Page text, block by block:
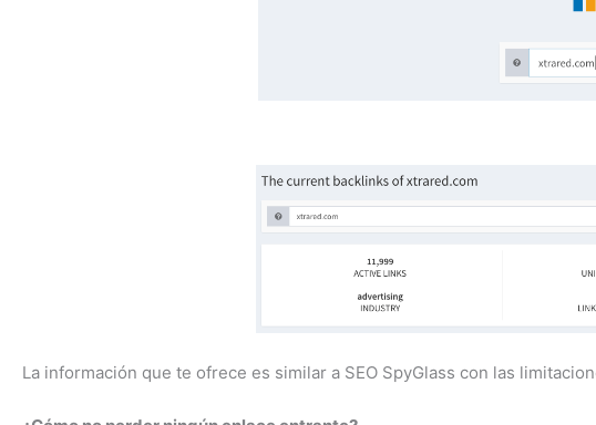
La información que te ofrece es similar a SEO SpyGlass con las